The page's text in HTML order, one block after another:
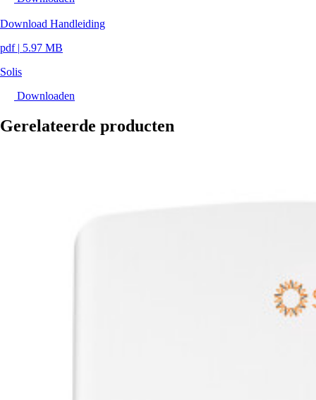
Download Handleiding
pdf | 5.97 MB
Solis
Downloaden
Gerelateerde producten